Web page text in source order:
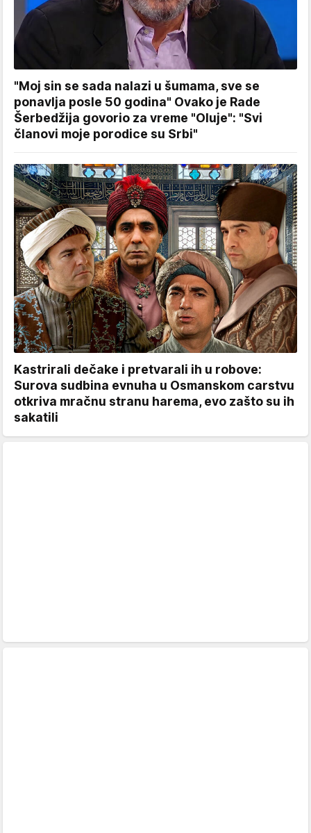
"Moj sin se sada nalazi u šumama, sve se
ponavlja posle 50 godina" Ovako je Rade
Šerbedžija govorio za vreme "Oluje": "Svi
članovi moje porodice su Srbi"
Kastrirali dečake i pretvarali ih u robove:
Surova sudbina evnuha u Osmanskom carstvu
otkriva mračnu stranu harema, evo zašto su ih
sakatili